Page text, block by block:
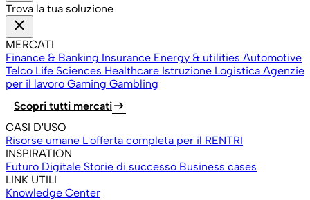
Trova la tua soluzione
close
MERCATI
Finance & Banking Insurance Energy & utilities Automotive
Telco Life Sciences Healthcare Istruzione Logistica Agenzie
per il lavoro Gaming Gambling
Scopri tutti mercatiarrow_right_alt
CASI D'USO
Risorse umane L'offerta completa per il RENTRI
INSPIRATION
Futuro Digitale Storie di successo Business cases
LINK UTILI
Knowledge Center